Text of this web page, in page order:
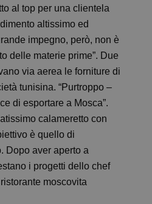
al top per una clientela
altissimo ed
impegno, però, non è
delle materie prime”. Due
via aerea le forniture di
tunisina. “Purtroppo –
di esportare a Mosca”.
calameretto con
è quello di
Dopo aver aperto a
i progetti dello chef
moscovita